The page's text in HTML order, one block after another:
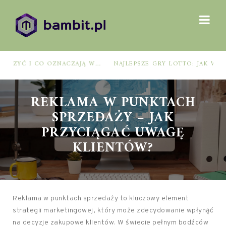
NAJLEPSZE GRY LOTTO: JAK WYBRAĆ, BY ZWIĘKSZYĆ SZANSE NA WYGRANĄ?
REKLAMA W PUNKTACH
SPRZEDAŻY – JAK
PRZYCIĄGAĆ UWAGĘ
KLIENTÓW?
Reklama w punktach sprzedaży to kluczowy element
strategii marketingowej, który może zdecydowanie wpłynąć
na decyzje zakupowe klientów. W świecie pełnym bodźców